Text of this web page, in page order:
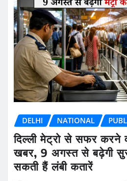
DELHI NATIONAL
दिल्ली मेट्रो से सफर करने
खबर, 9 अगस्त से बढ़ेगी
सकती हैं लंबी कतारें